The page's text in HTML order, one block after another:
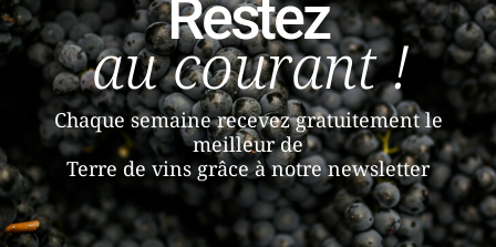
Restez
au courant !
Chaque semaine recevez gratuitement le
meilleur de
Terre de vins grâce à notre newsletter